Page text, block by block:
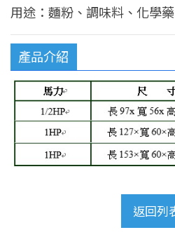
用途：麵粉、調味料、化學
產品介紹
返回列